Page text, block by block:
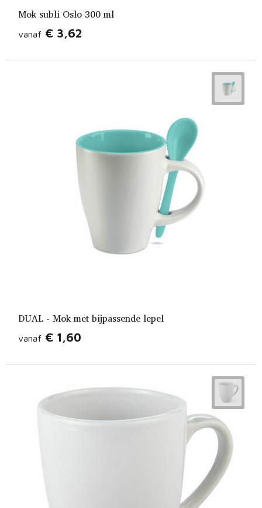
Mok subli Oslo 300 ml
vanaf € 3,62
DUAL - Mok met bijpassende lepel
vanaf € 1,60